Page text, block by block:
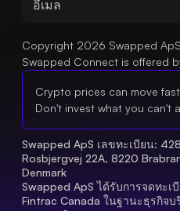
Copyright 2026 Swapped
Swapped Connect is offered
Crypto prices can move
Don't invest what you can't
Swapped ApS เลขทะเบียน:
Rosbjergvej 22A, 8220
Denmark
Swapped ApS ได้รับการจดทะเ
Fintrac Canada ในฐานะธุรกิจบ